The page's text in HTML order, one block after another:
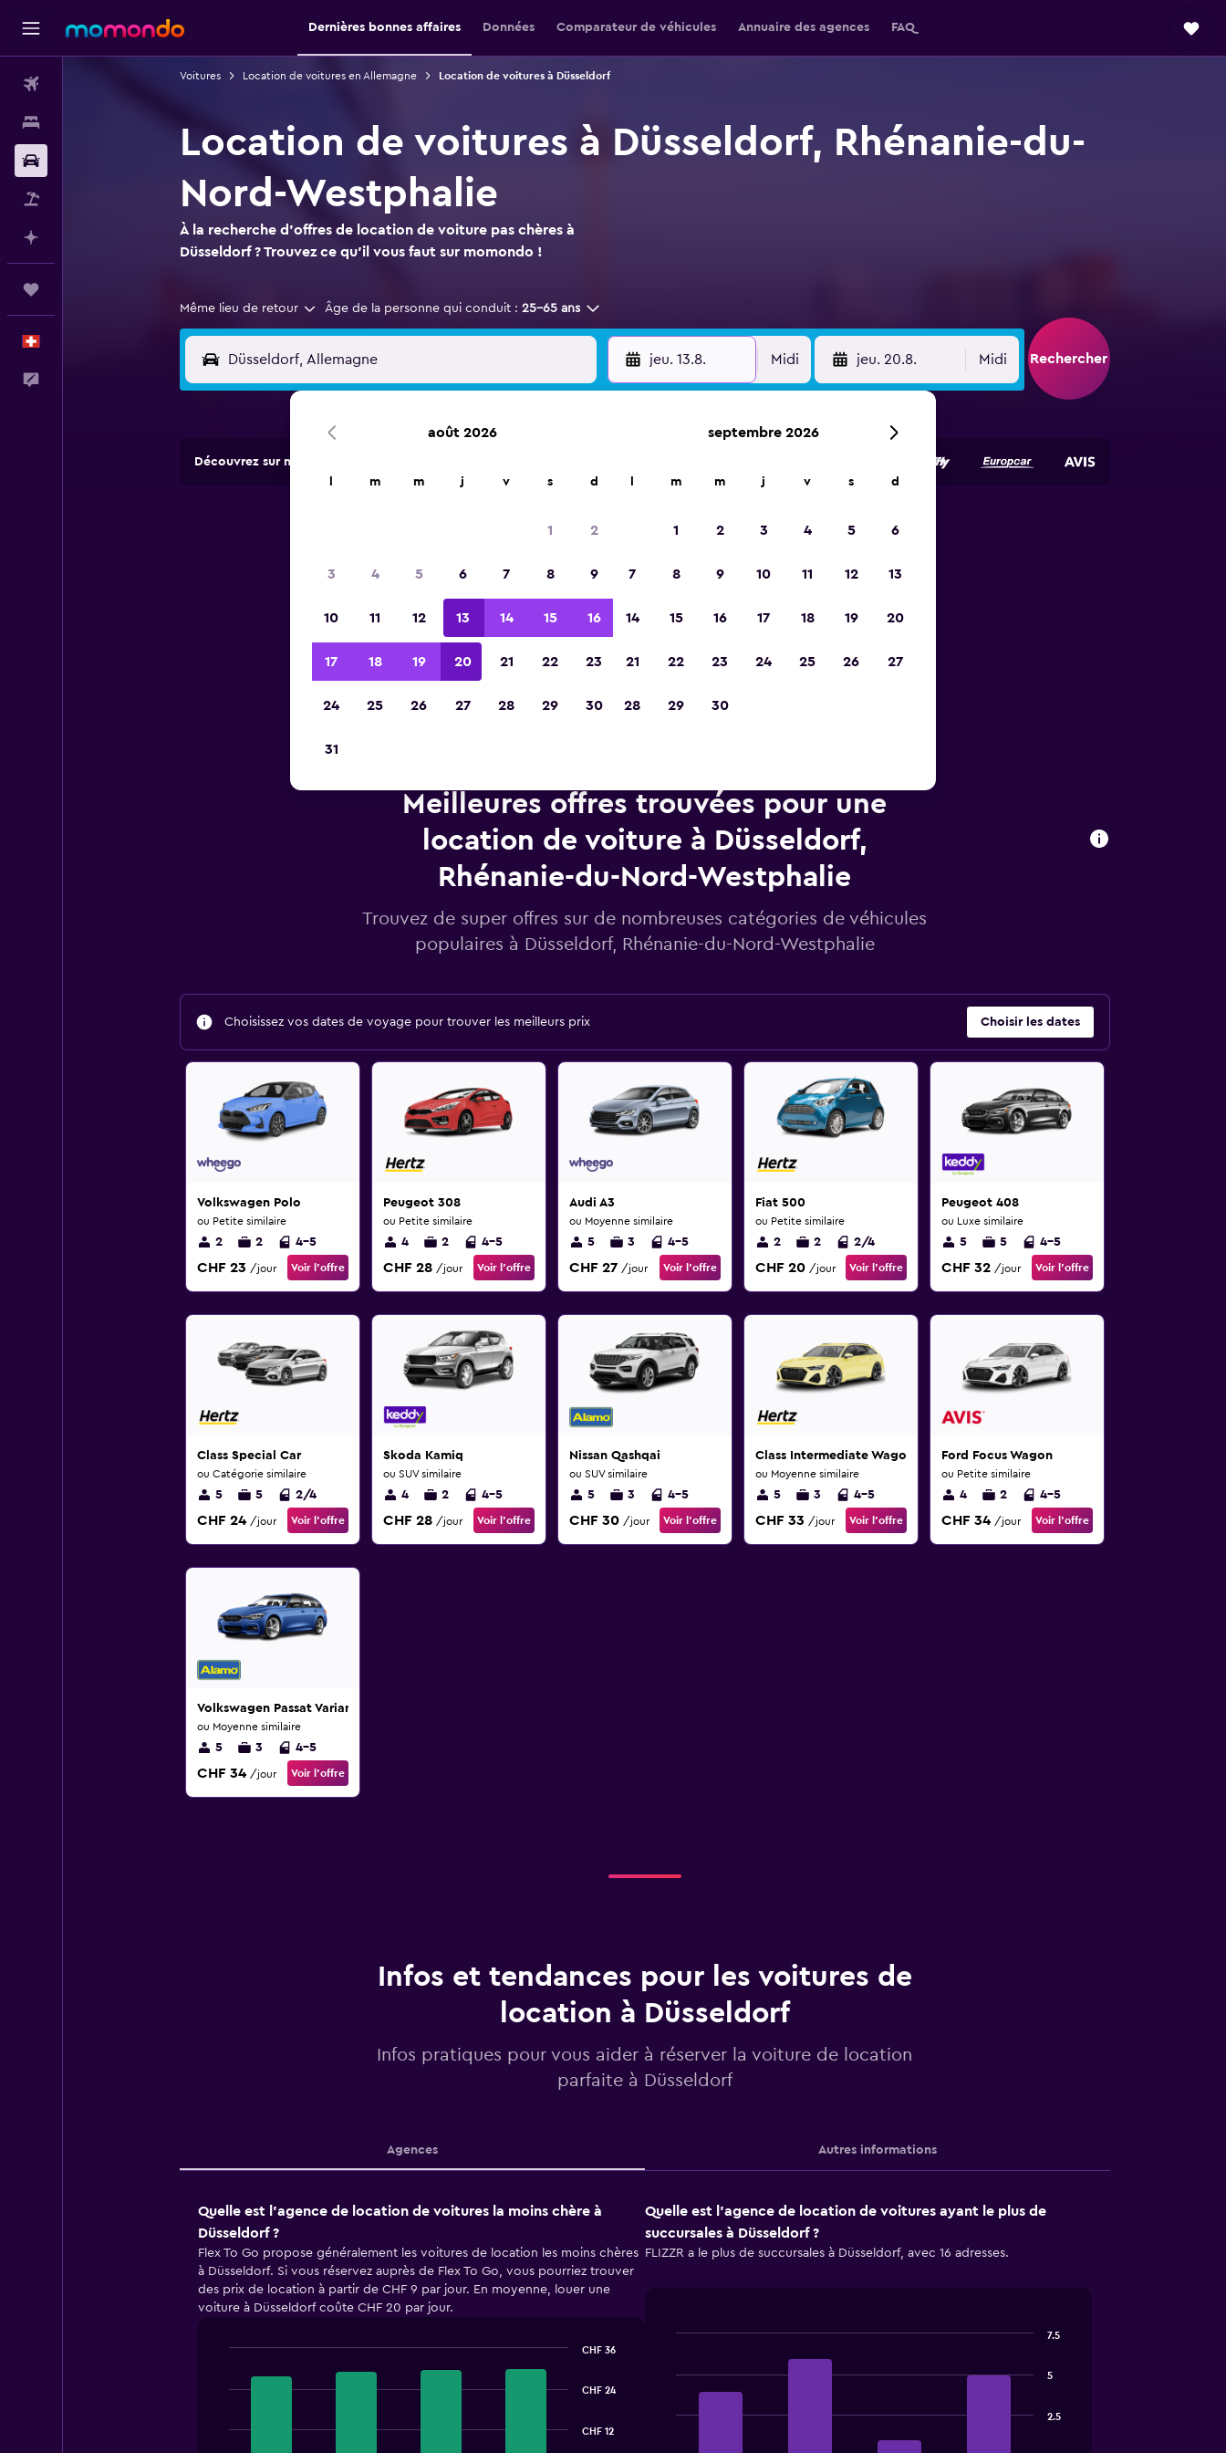
Dernières bonnes affaires Données Comparateur de véhicules Annuaire des agences FAQ
Voitures Location de voitures en Allemagne Location de voitures à Düsseldorf
Location de voitures à Düsseldorf, Rhénanie-du-
Nord-Westphalie
À la recherche d'offres de location de voiture pas chères à
Düsseldorf ? Trouvez ce qu'il vous faut sur momondo !
Même lieu de retour Âge de la personne qui conduit : 25-65 ans
jeu. 13.8. Midi jeu. 20.8. Midi Rechercher
Découvrez sur momondo des offres d'agences de location dans plus de 70 000 endroits.
2023
Meilleures offres trouvées pour une
location de voiture à Düsseldorf,
Rhénanie-du-Nord-Westphalie
Trouvez de super offres sur de nombreuses catégories de véhicules
populaires à Düsseldorf, Rhénanie-du-Nord-Westphalie
Choisissez vos dates de voyage pour trouver les meilleurs prix Choisir les dates
Volkswagen Polo
ou Petite similaire
2 2 4-5
CHF 23 /jour Voir l’offre
Peugeot 308
ou Petite similaire
4 2 4-5
CHF 28 /jour Voir l’offre
Audi A3
ou Moyenne similaire
5 3 4-5
CHF 27 /jour Voir l’offre
Fiat 500
ou Petite similaire
2 2 2/4
CHF 20 /jour Voir l’offre
Peugeot 408
ou Luxe similaire
5 5 4-5
CHF 32 /jour Voir l’offre
Class Special Car
ou Catégorie similaire
5 5 2/4
CHF 24 /jour Voir l’offre
Skoda Kamiq
ou SUV similaire
4 2 4-5
CHF 28 /jour Voir l’offre
Nissan Qashqai
ou SUV similaire
5 3 4-5
CHF 30 /jour Voir l’offre
Class Intermediate Wagon
ou Moyenne similaire
5 3 4-5
CHF 33 /jour Voir l’offre
Ford Focus Wagon
ou Petite similaire
4 2 4-5
CHF 34 /jour Voir l’offre
Volkswagen Passat Variant
ou Moyenne similaire
5 3 4-5
CHF 34 /jour Voir l’offre
Infos et tendances pour les voitures de
location à Düsseldorf
Infos pratiques pour vous aider à réserver la voiture de location
parfaite à Düsseldorf
Agences Autres informations
Quelle est l’agence de location de voitures la moins chère à
Düsseldorf ?
Flex To Go propose généralement les voitures de location les moins chères
à Düsseldorf. Si vous réservez auprès de Flex To Go, vous pourriez trouver
des prix de location à partir de CHF 9 par jour. En moyenne, louer une
voiture à Düsseldorf coûte CHF 20 par jour.
graphic.
CHF 12
CHF 24
CHF 36
Quelle est l’agence de location de voitures ayant le plus de
succursales à Düsseldorf ?
FLIZZR a le plus de succursales à Düsseldorf, avec 16 adresses.
2.5
5
7.5
août 2026
m m j v s d
1 2
3 4 5 6 7 8 9
10 11 12 13 14 15 16
17 18 19 20 21 22 23
24 25 26 27 28 29 30
31
septembre 2026
m m j v s d
1 2 3 4 5 6
7 8 9 10 11 12 13
14 15 16 17 18 19 20
21 22 23 24 25 26 27
28 29 30